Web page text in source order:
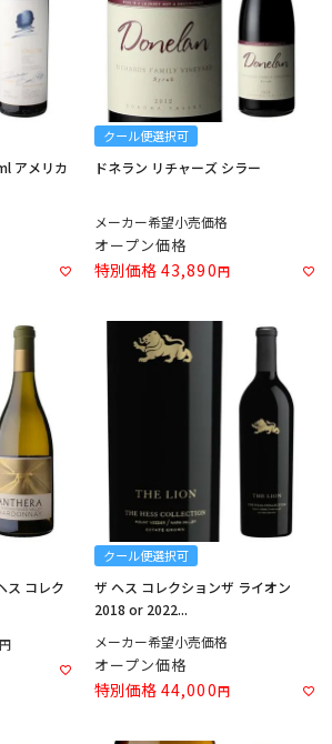
アメリカ
クール便選択可
ドネラン リチャーズ シラー
メーカー希望小売価格
オープン価格
特別価格 43,890
ス コレク
クール便選択可
ザ ヘス コレクションザ ライオン
2018 or 2022...
メーカー希望小売価格
オープン価格
特別価格 44,000